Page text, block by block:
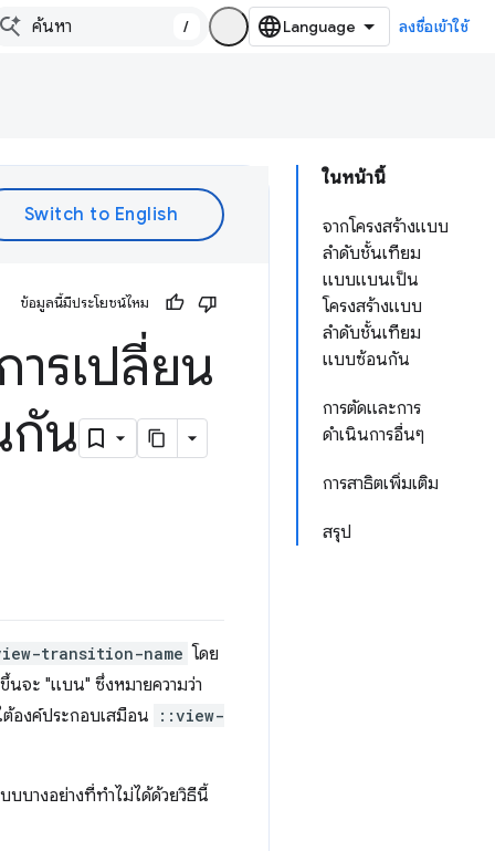
/ ลงชื่อเข้าใช้
ในหน้านี้
จากโครงสร้างแบบ
ลำดับชั้นเทียม
แบบแบนเป็น
โครงสร้างแบบ
ลำดับชั้นเทียม
แบบซ้อนกัน
การตัดและการ
ดำเนินการอื่นๆ
การสาธิตเพิ่มเติม
สรุป
ข้อมูลนี้มีประโยชน์ไหม
รเปลี่ยน
กัน
transition-name โดย
นจะ "แบน" ซึ่งหมายความว่า
องค์ประกอบเสมือน
::view-
บบางอย่างที่ทำไม่ได้ด้วยวิธีนี้